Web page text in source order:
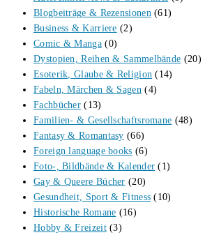
Blogbeiträge & Rezensionen (61)
Business & Karriere (2)
Comic & Manga (0)
Dystopien, Reihen & Sammelbände (20)
Esoterik, Glaube & Religion (14)
Fabeln, Märchen & Sagen (4)
Fachbücher (13)
Familien- & Gesellschaftsromane (48)
Fantasy & Romantasy (66)
Foreign language books (6)
Foto-, Bildbände & Kalender (1)
Gay & Queere Bücher (20)
Gesundheit, Sport & Fitness (10)
Historische Romane (16)
Hobby & Freizeit (3)